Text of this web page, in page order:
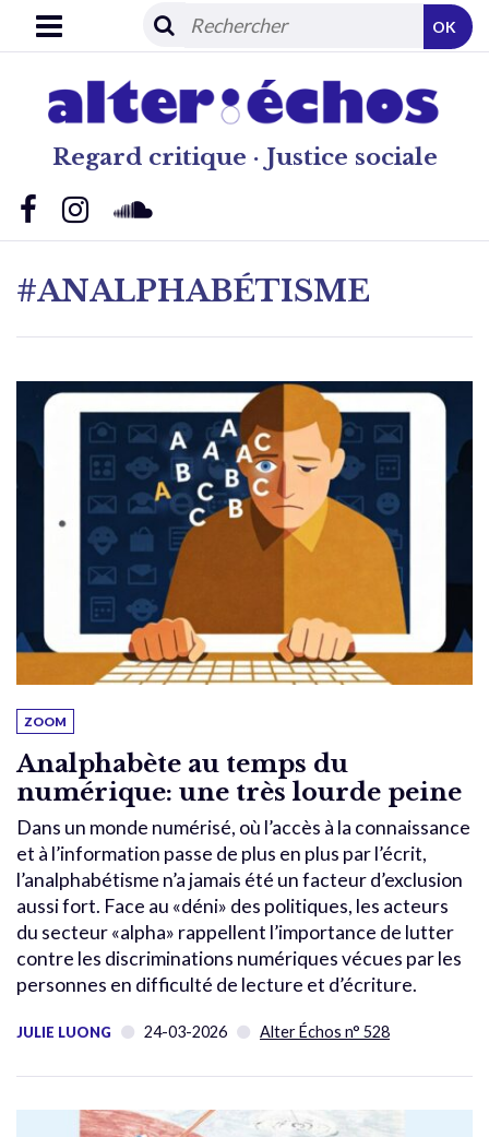
Regard critique · Justice sociale
OK
#ANALPHABÉTISME
ZOOM
Analphabète au temps du
numérique: une très lourde peine
Dans un monde numérisé, où l’accès à la connaissance
et à l’information passe de plus en plus par l’écrit,
l’analphabétisme n’a jamais été un facteur d’exclusion
aussi fort. Face au «déni» des politiques, les acteurs
du secteur «alpha» rappellent l’importance de lutter
contre les discriminations numériques vécues par les
personnes en difficulté de lecture et d’écriture.
JULIE LUONG 24-03-2026 Alter Échos n° 528